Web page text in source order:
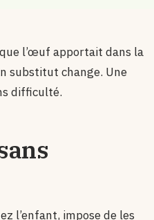
l’œuf apportait dans la
substitut change. Une
difficulté.
l’enfant, impose de les